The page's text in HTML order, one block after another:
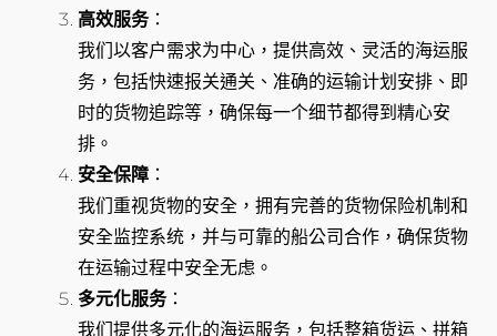
高效服务：
我们以客户需求为中心，提供高效、灵活的海运服
务，包括快速报关通关、准确的运输计划安排、即
时的货物追踪等，确保每一个细节都得到精心安
排。
安全保障 ：
我们重视货物的安全，拥有完善的货物保险机制和
安全监控系统，并与可靠的船公司合作，确保货物
在运输过程中安全无虑。
多元化服务：
我们提供多元化的海运服务，包括整箱货运、拼箱